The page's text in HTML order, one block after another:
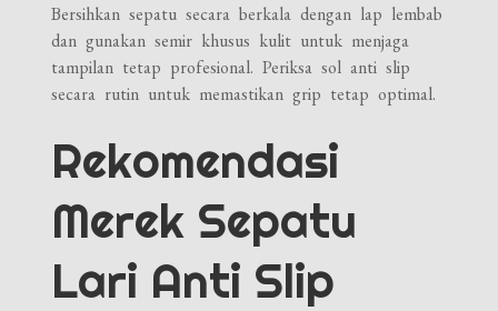
Bersihkan sepatu secara berkala dengan lap lembab
dan gunakan semir khusus kulit untuk menjaga
tampilan tetap profesional. Periksa sol anti slip
secara rutin untuk memastikan grip tetap optimal.
Rekomendasi
Merek Sepatu
Lari Anti Slip